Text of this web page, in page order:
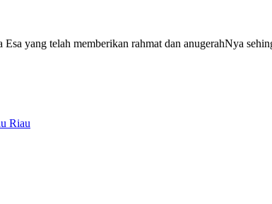
yang telah memberikan rahmat dan anugerahNya
Riau